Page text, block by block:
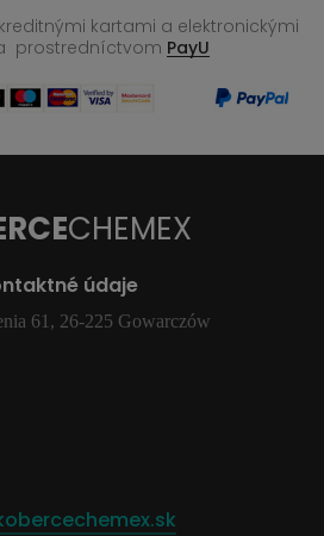
kartami a elektronickými
prostredníctvom PayU
CHEMEX
údaje
61, 26-225 Gowarczów